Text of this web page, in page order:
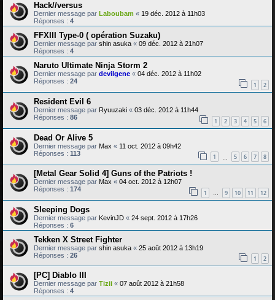
Hack//versus
Dernier message par Laboubam « 19 déc. 2012 à 11h03
Réponses : 4
FFXIII Type-0 ( opération Suzaku)
Dernier message par shin asuka « 09 déc. 2012 à 21h07
Réponses : 4
Naruto Ultimate Ninja Storm 2
Dernier message par devilgene « 04 déc. 2012 à 11h02
Réponses : 24 1 2
Resident Evil 6
Dernier message par Ryuuzaki « 03 déc. 2012 à 11h44
Réponses : 86 1 2 3 4 5 6
Dead Or Alive 5
Dernier message par Max « 11 oct. 2012 à 09h42
Réponses : 113 1 5 6 7 8
[Metal Gear Solid 4] Guns of the Patriots !
Dernier message par Max « 04 oct. 2012 à 12h07
Réponses : 174 1 … 9 10 11 12
Sleeping Dogs
Dernier message par KevinJD « 24 sept. 2012 à 17h26
Réponses : 6
Tekken X Street Fighter
Dernier message par shin asuka « 25 août 2012 à 13h19
Réponses : 26 1 2
[PC] Diablo III
Dernier message par Tizii « 07 août 2012 à 21h58
Réponses : 4